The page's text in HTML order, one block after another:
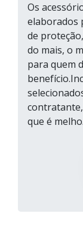
Os
elaborados
de
do mais, o
para quem
que é